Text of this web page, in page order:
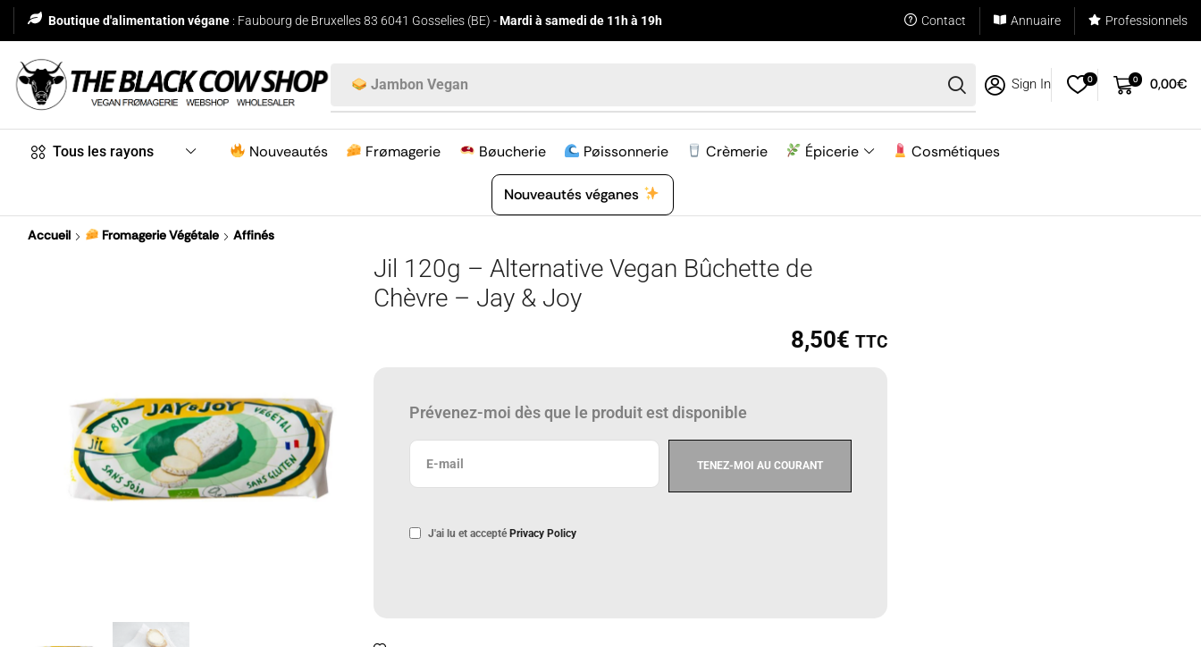
Boutique d'alimentation végane : Faubourg de Bruxelles 83 6041 Gosselies (BE) -Mardi à samedi de 11h à 19h Contact Annuaire Professionnels
Jambon Vegan Sign In 0 0 0,00€
Tous les rayons Nouveautés Frømagerie Bøucherie Pøissonnerie Crèmerie Épicerie Cosmétiques
Nouveautés véganes
Accueil Fromagerie Végétale Affinés
Jil 120g – Alternative Vegan Bûchette de
Chèvre – Jay & Joy
8,50€ TTC
Prévenez-moi dès que le produit est disponible
J'ai lu et acceptéPrivacy Policy